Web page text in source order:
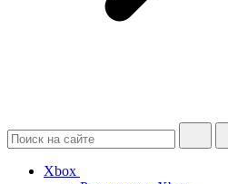
Xbox